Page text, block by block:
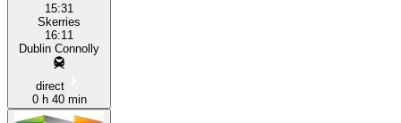
15:31
Skerries
16:11
Dublin Connolly
direct
0 h 40 min